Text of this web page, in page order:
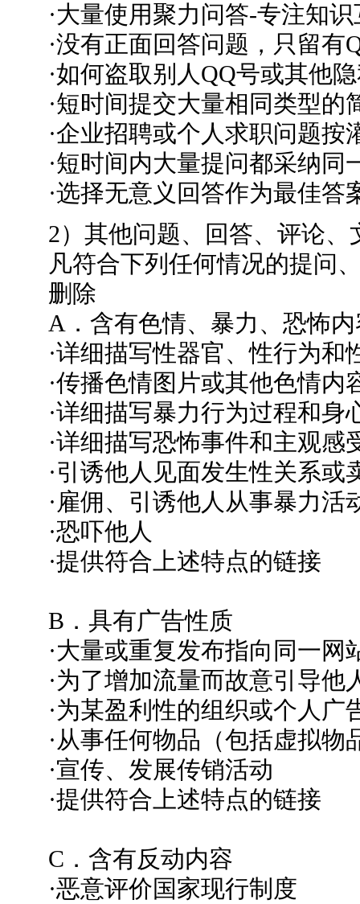
·大量使用聚力问答-专注知
·没有正面回答问题，只留有
·如何盗取别人QQ号或其他
·短时间提交大量相同类型
·企业招聘或个人求职问题按
·短时间内大量提问都采纳
·选择无意义回答作为最佳答
2）其他问题、回答、评论
凡符合下列任何情况的提问
删除
A．含有色情、暴力、恐怖
·详细描写性器官、性行为和
·传播色情图片或其他色情内
·详细描写暴力行为过程和身
·详细描写恐怖事件和主观感
·引诱他人见面发生性关系或
·雇佣、引诱他人从事暴力活
·恐吓他人
·提供符合上述特点的链接
B．具有广告性质
·大量或重复发布指向同一网
·为了增加流量而故意引导他
·为某盈利性的组织或个人广
·从事任何物品（包括虚拟
·宣传、发展传销活动
·提供符合上述特点的链接
C．含有反动内容
·恶意评价国家现行制度